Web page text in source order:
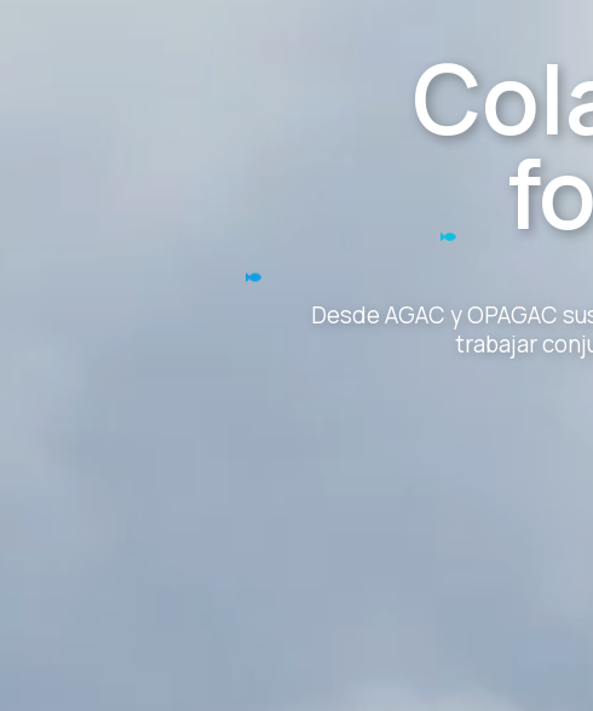
Desde AGAC y OPAGAC
trabajar